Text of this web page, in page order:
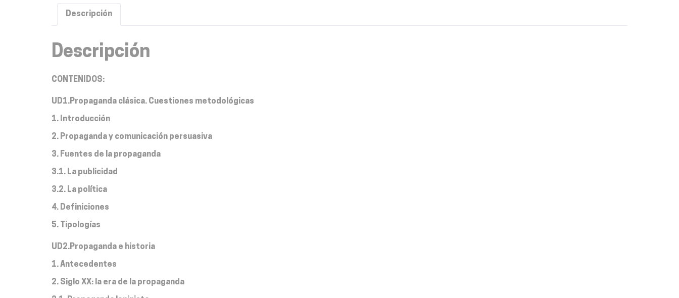
Descripción
Descripción
CONTENIDOS:
UD1.Propaganda clásica. Cuestiones metodológicas
1. Introducción
2. Propaganda y comunicación persuasiva
3. Fuentes de la propaganda
3.1. La publicidad
3.2. La política
4. Definiciones
5. Tipologías
UD2.Propaganda e historia
1. Antecedentes
2. Siglo XX: la era de la propaganda